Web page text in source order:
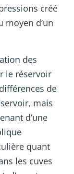
créé
d’un
des
le réservoir
de
mais
d’une
quant
les cuves